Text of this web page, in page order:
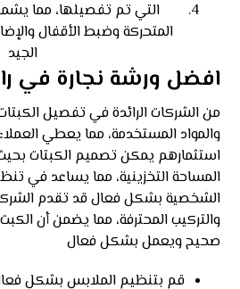
التي تم تفصيلها، مما
المتحركة وضبط الأقفال
الجيد
افضل ورشة نجارة في
من الشركات الرائدة في تفصيل
والمواد المستخدمة، مما يعطي
استثمارهم يمكن تصميم الكبتات
المساحة التخزينية، مما يساعد في
الشخصية بشكل فعال قد تقدم
والتركيب المحترفة، مما يضمن أن
صحيح ويعمل بشكل فعال
قم بتنظيم الملابس بشكل